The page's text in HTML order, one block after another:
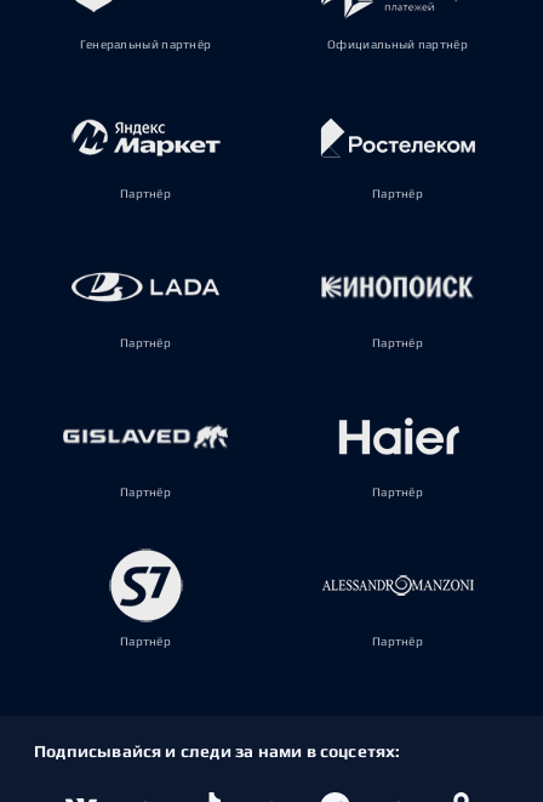
Генеральный партнёр Официальный партнёр
Партнёр Партнёр
Партнёр Партнёр
Партнёр Партнёр
Партнёр Партнёр
Подписывайся и следи за нами в соцсетях: